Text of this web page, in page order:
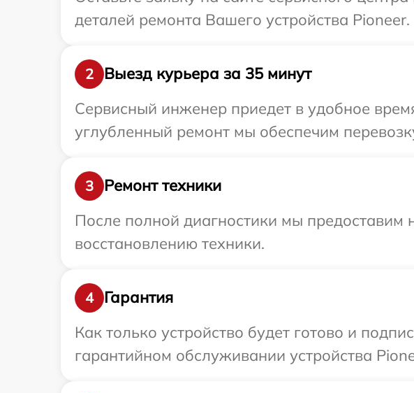
деталей ремонта Вашего устройства Pioneer.
2
Выезд курьера за 35 минут
Сервисный инженер приедет в удобное
углубленный ремонт мы обеспечим
3
Ремонт техники
После полной диагностики мы предоставим
восстановлению техники.
4
Гарантия
Как только устройство будет готово и
гарантийном обслуживании устройства